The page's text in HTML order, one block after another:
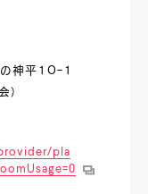
平１０−１
）
pla